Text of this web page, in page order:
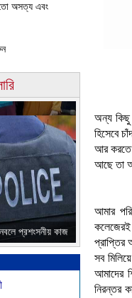
তো অসত্য এবং
আমাকে আপন করে
প্রশংসনীয় কাজ
অন্য কিছু
হিসেবে
আর করতে
আছে তা
আমার
প্রাপ্তির
সব
আমাদের
নিরন্তর